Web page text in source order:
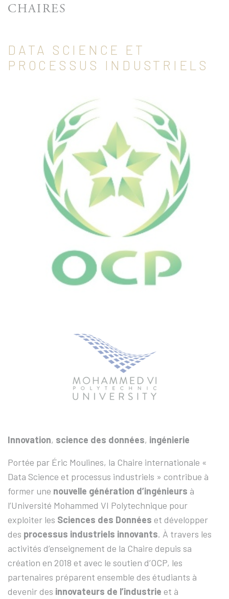
CHAIRES
DATA SCIENCE ET
PROCESSUS INDUSTRIELS
Innovation, science des données, ingénierie
Portée par Éric Moulines, la Chaire internationale «
Data Science et processus industriels » contribue à
former une nouvelle génération d’ingénieurs à
l’Université Mohammed VI Polytechnique pour
exploiter les Sciences des Données et développer
des processus industriels innovants. À travers les
activités d’enseignement de la Chaire depuis sa
création en 2018 et avec le soutien d’OCP, les
partenaires préparent ensemble des étudiants à
devenir des innovateurs de l’industrie et à